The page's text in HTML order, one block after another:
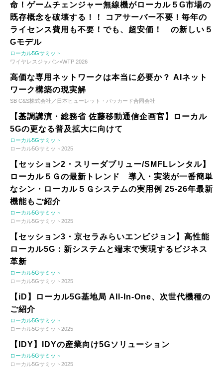
命！ゲームチェンジャー無線機がローカル５G市場の
既存概念を破壊する！！ コアサーバー不要！毎年の
ライセンス費用も不要！でも、超安価！ の新しい５
Gモデル
ローカル5Gサミット
ワイヤレスジャパン×WTP 2026
高価な専用ネットワークは本当に必要か？ AIネット
ワーク構築の現実解
SB C&S株式会社／日本ヒューレット・パッカード合同会社
【基調講演・総務省 佐藤移動通信企画官】ローカル
5Gの更なる普及拡大に向けて
ローカル5Gサミット
ローカル5Gサミット2025
【セッション2・スリーダブリュー/SMFLレンタル】
ローカル５Ｇの最新トレンド 導入・実装が一番簡単
なシン・ローカル５Ｇシステムの実用例 25-26年最新
機能もご紹介
ローカル5Gサミット
ローカル5Gサミット2025
【セッション3・京セラみらいエンビジョン】高性能
ローカル5G：新システムと端末で実現するビジネス
革新
ローカル5Gサミット
ローカル5Gサミット2025
【iD】ローカル5G基地局 All-In-One、次世代機種の
ご紹介
ローカル5Gサミット
ローカル5Gサミット2025
【IDY】IDYの産業向け5Gソリューション
ローカル5Gサミット
ローカル5Gサミット2025